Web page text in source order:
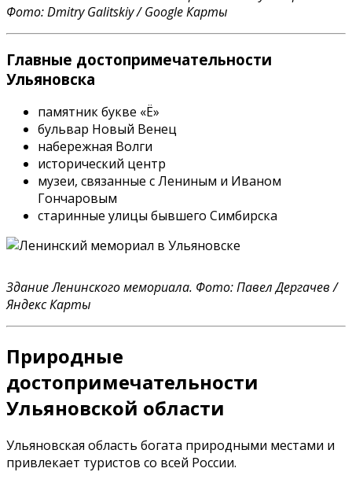
Фото: Dmitry Galitskiy / Google Карты
Главные достопримечательности
Ульяновска
памятник букве «Ё»
бульвар Новый Венец
набережная Волги
исторический центр
музеи, связанные с Лениным и Иваном
Гончаровым
старинные улицы бывшего Симбирска
Здание Ленинского мемориала. Фото: Павел Дергачев /
Яндекс Карты
Природные
достопримечательности
Ульяновской области
Ульяновская область богата природными местами и
привлекает туристов со всей России.